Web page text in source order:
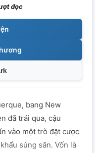
đọc
bang New
đã trải qua, cậu
vào một trò đặt cược
súng săn. Vốn là